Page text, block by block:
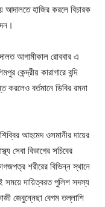
আদালতে হাজির করলে বিচারক
আগামীকাল রোববার এ
কেন্দ্রীয় কারাগারে বন্দি
করলেও বর্তমানে ডিবির রমনা
আহমেদ ওসমানীর দায়ের
সেবা বিভাগের সচিবের
শরীরের বিভিন্ন স্থানে
দায়িত্বরত পুলিশ সদস্য
জেবুন্নেছা বেগম তল্লাশি